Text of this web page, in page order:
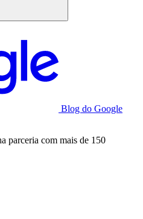
Blog do Google
parceria com mais de 150